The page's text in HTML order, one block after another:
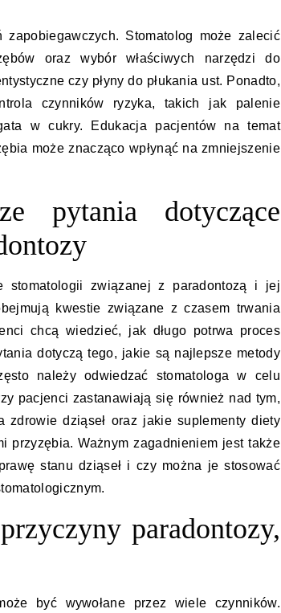
Stomatolog może zalecić
oraz wybór właściwych narzędzi do
czy płyny do płukania ust. Ponadto,
czynników ryzyka, takich jak palenie
w cukry. Edukacja pacjentów na temat
może znacząco wpłynąć na zmniejszenie
pytania dotyczące
stomatologii związanej z paradontozą i jej
kwestie związane z czasem trwania
chcą wiedzieć, jak długo potrwa proces
dotyczą tego, jakie są najlepsze metody
należy odwiedzać stomatologa w celu
pacjenci zastanawiają się również nad tym,
zdrowie dziąseł oraz jakie suplementy diety
przyzębia. Ważnym zagadnieniem jest także
stanu dziąseł i czy można je stosować
paradontozy,
być wywołane przez wiele czynników.